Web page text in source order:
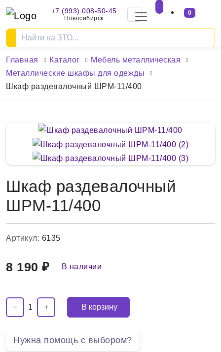
+7 (993) 008-50-45
Новосибирск
0
Главная Каталог
Мебель металлическая
Металлические шкафы для одежды
Шкаф раздевалочный ШРМ-11/400
Шкаф раздевалочный
ШРМ-11/400
Артикул: 6135
8 190 ₽ В наличии
− 1 + В корзину
Нужна помощь с выбором?